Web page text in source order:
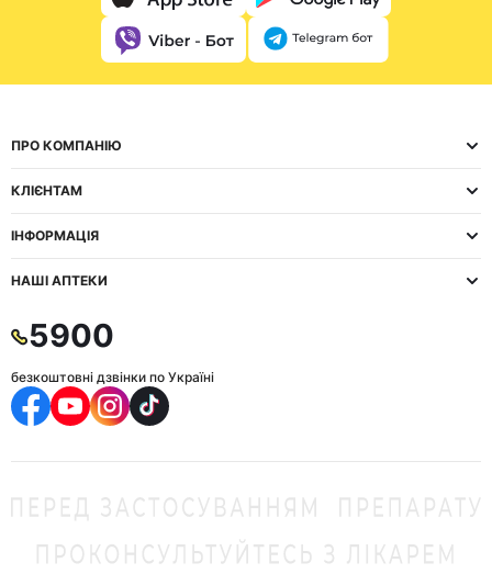
ПРО КОМПАНІЮ
КЛІЄНТАМ
ІНФОРМАЦІЯ
НАШІ АПТЕКИ
5900
безкоштовні дзвінки по Україні